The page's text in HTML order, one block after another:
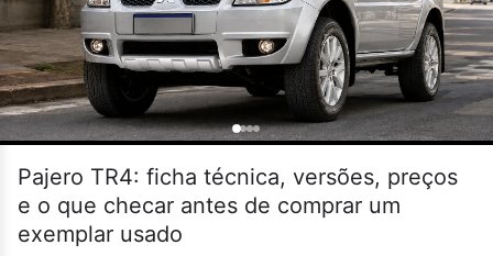
Pajero TR4: ficha técnica, versões, preços
e o que checar antes de comprar um
exemplar usado